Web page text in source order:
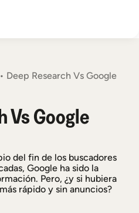
• Deep Research Vs Google
Vs Google
del fin de los buscadores
Google ha sido la
Pero, ¿y si hubiera
rápido y sin anuncios?